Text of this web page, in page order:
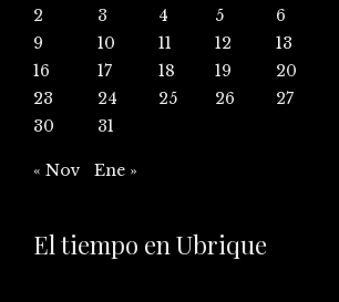
2
3 4 5 6
9
10 11 12 13
16
17 18 19 20
23
24 25 26 27
30
31
« Nov Ene »
El tiempo en Ubrique